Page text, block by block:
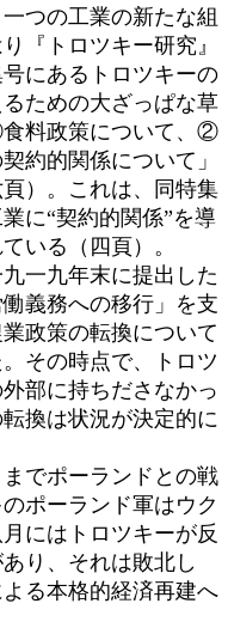
つの工業の新たな組
『トロツキー研究』
にあるトロツキーの
ための大ざっぱな草
料政策について、②
約的関係について」
）。これは、同特集
に“契約的関係”を導
いる（四頁）。
一九年末に提出した
義務への移行」を支
政策の転換について
その時点で、トロツ
部に持ちださなかっ
換は状況が決定的に
でポーランドとの戦
ポーランド軍はウク
にはトロツキーが反
り、それは敗北し
る本格的経済再建へ